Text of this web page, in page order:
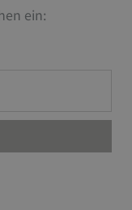
ein: